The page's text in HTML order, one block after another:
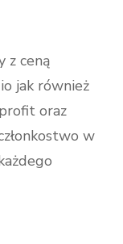
z ceną
jak również
oraz
w